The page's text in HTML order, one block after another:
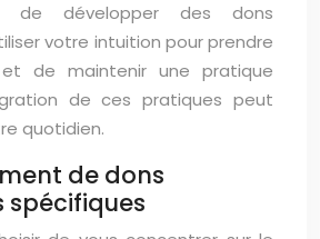
de développer des dons
votre intuition pour prendre
de maintenir une pratique
de ces pratiques peut
quotidien.
de dons
spécifiques